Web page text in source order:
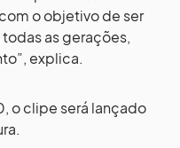
o objetivo de ser
as gerações,
explica.
o clipe será lançado